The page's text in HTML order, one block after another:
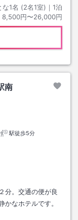
な1名 (2名1室)｜ 1泊
8,500円〜26,000円
南
駅徒歩5分
分。交通の便が良
かなホテルです。